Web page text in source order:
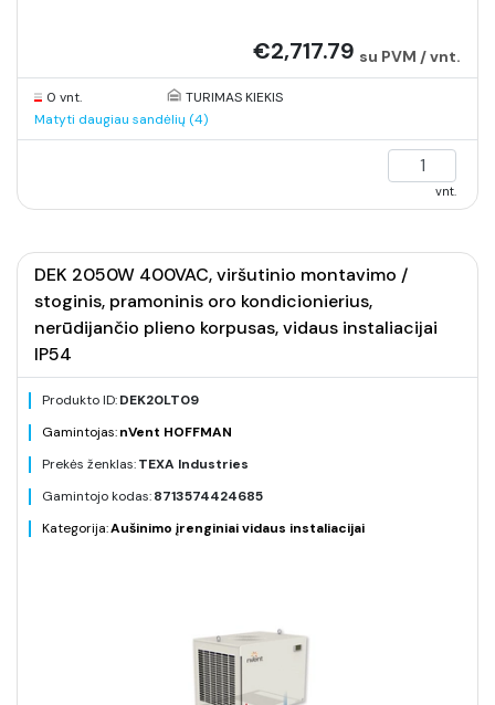
€2,717.79 su PVM / vnt.
0 vnt.
TURIMAS KIEKIS
Matyti daugiau sandėlių (4)
vnt.
DEK 2050W 400VAC, viršutinio montavimo /
stoginis, pramoninis oro kondicionierius,
nerūdijančio plieno korpusas, vidaus instaliacijai
IP54
Produkto ID:DEK20LT09
Gamintojas:nVent HOFFMAN
Prekės ženklas:TEXA Industries
Gamintojo kodas:8713574424685
Kategorija:Aušinimo įrenginiai vidaus instaliacijai